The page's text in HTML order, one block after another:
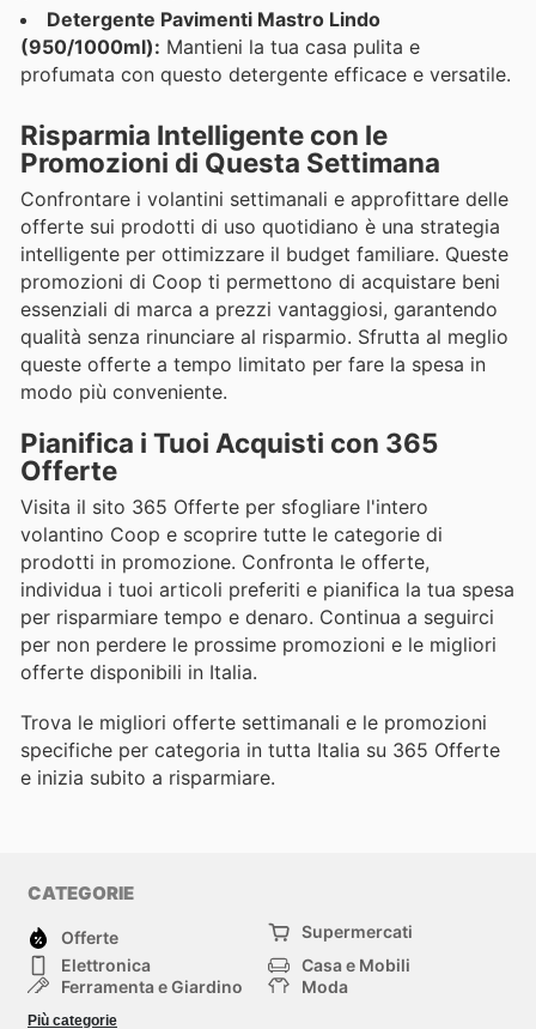
Detergente Pavimenti Mastro Lindo
(950/1000ml): Mantieni la tua casa pulita e
profumata con questo detergente efficace e versatile.
Risparmia Intelligente con le
Promozioni di Questa Settimana
Confrontare i volantini settimanali e approfittare delle
offerte sui prodotti di uso quotidiano è una strategia
intelligente per ottimizzare il budget familiare. Queste
promozioni di Coop ti permettono di acquistare beni
essenziali di marca a prezzi vantaggiosi, garantendo
qualità senza rinunciare al risparmio. Sfrutta al meglio
queste offerte a tempo limitato per fare la spesa in
modo più conveniente.
Pianifica i Tuoi Acquisti con 365
Offerte
Visita il sito 365 Offerte per sfogliare l'intero
volantino Coop e scoprire tutte le categorie di
prodotti in promozione. Confronta le offerte,
individua i tuoi articoli preferiti e pianifica la tua spesa
per risparmiare tempo e denaro. Continua a seguirci
per non perdere le prossime promozioni e le migliori
offerte disponibili in Italia.
Trova le migliori offerte settimanali e le promozioni
specifiche per categoria in tutta Italia su 365 Offerte
e inizia subito a risparmiare.
CATEGORIE
Offerte
Supermercati
Elettronica
Casa e Mobili
Ferramenta e Giardino
Moda
Più categorie